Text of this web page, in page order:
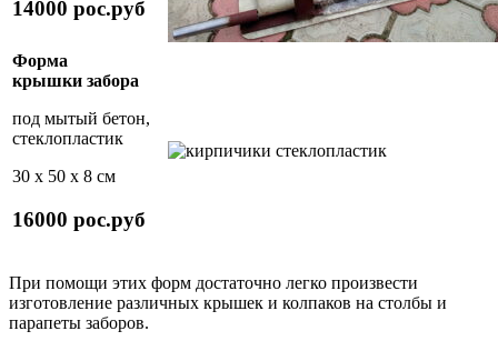
14000 рос.руб
Форма
крышки забора
под мытый бетон,
стеклопластик
30 х 50 х 8 см
16000 рос.руб
При помощи этих форм достаточно легко произвести
изготовление различных крышек и колпаков на столбы и
парапеты заборов.